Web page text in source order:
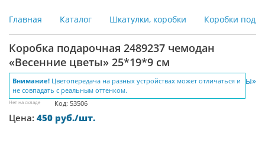
Главная Каталог Шкатулки, коробки Коробки
Коробка подарочная 2489237 чемодан
«Весенние цветы» 25*19*9 см
Внимание! Цветопередача на разных устройствах может отличаться и
не совпадать с реальным оттенком.
Нет на складе Код: 53506
Цена: 450 руб./шт.